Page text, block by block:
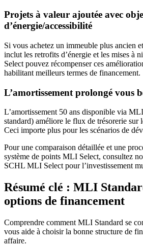
Projets à valeur ajoutée avec
d’énergie/accessibilité
Si vous achetez un immeuble plus ancien
inclut les retrofits d’énergie et les mises à
Select pouvez récompenser ces
habilitant meilleurs termes de financement.
L’amortissement prolongé vous
L’amortissement 50 ans disponible via
standard) améliore le flux de trésorerie sur
Ceci importe plus pour les scénarios de
Pour une comparaison détaillée et une
système de points MLI Select, consultez
SCHL MLI Select pour l’investissement
Résumé clé : MLI
options de financement
Comprendre comment MLI Standard se
vous aide à choisir la bonne structure de
affaire.